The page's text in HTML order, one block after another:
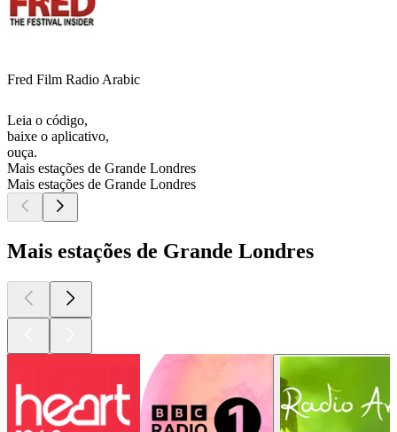
Fred Film Radio Arabic
Leia o código,
baixe o aplicativo,
ouça.
Mais estações de Grande Londres
Mais estações de Grande Londres
Mais estações de Grande Londres